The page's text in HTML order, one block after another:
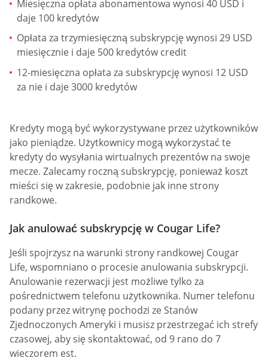
Miesięczna opłata abonamentowa wynosi 40 USD i
daje 100 kredytów
Opłata za trzymiesięczną subskrypcję wynosi 29 USD
miesięcznie i daje 500 kredytów credit
12-miesięczna opłata za subskrypcję wynosi 12 USD
za nie i daje 3000 kredytów
Kredyty mogą być wykorzystywane przez użytkowników
jako pieniądze. Użytkownicy mogą wykorzystać te
kredyty do wysyłania wirtualnych prezentów na swoje
mecze. Zalecamy roczną subskrypcję, ponieważ koszt
mieści się w zakresie, podobnie jak inne strony
randkowe.
Jak anulować subskrypcję w Cougar Life?
Jeśli spojrzysz na warunki strony randkowej Cougar
Life, wspomniano o procesie anulowania subskrypcji.
Anulowanie rezerwacji jest możliwe tylko za
pośrednictwem telefonu użytkownika. Numer telefonu
podany przez witrynę pochodzi ze Stanów
Zjednoczonych Ameryki i musisz przestrzegać ich strefy
czasowej, aby się skontaktować, od 9 rano do 7
wieczorem est.